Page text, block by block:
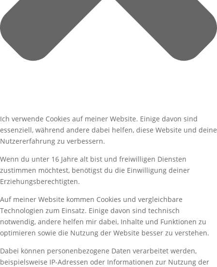
Ich verwende Cookies auf meiner Website. Einige davon sind
essenziell, während andere dabei helfen, diese Website und deine
Nutzererfahrung zu verbessern.
Wenn du unter 16 Jahre alt bist und freiwilligen Diensten
zustimmen möchtest, benötigst du die Einwilligung deiner
Erziehungsberechtigten.
Auf meiner Website kommen Cookies und vergleichbare
Technologien zum Einsatz. Einige davon sind technisch
notwendig, andere helfen mir dabei, Inhalte und Funktionen zu
optimieren sowie die Nutzung der Website besser zu verstehen.
Dabei können personenbezogene Daten verarbeitet werden,
beispielsweise IP-Adressen oder Informationen zur Nutzung der